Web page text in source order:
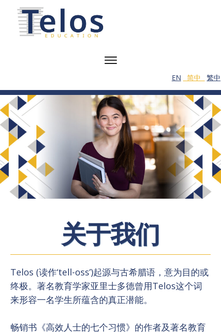
EN 简中 繁中
关于我们
Telos (读作‘tell-oss’)起源与古希腊语，意为目的或
终极。著名教育学家亚里士多德曾用Telos这个词
来形容一名学生所蕴含的真正潜能。
畅销书《高效人士的七个习惯》的作者及著名教育